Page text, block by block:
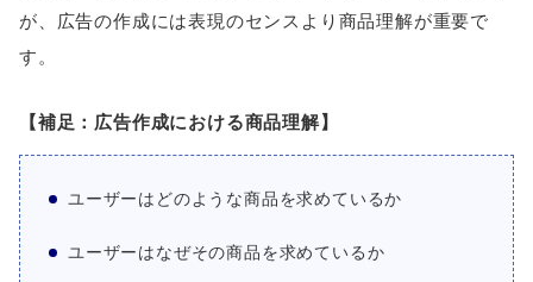
が、広告の作成には表現のセンスより商品理解が重要で
す。
【補足：広告作成における商品理解】
ユーザーはどのような商品を求めているか
ユーザーはなぜその商品を求めているか